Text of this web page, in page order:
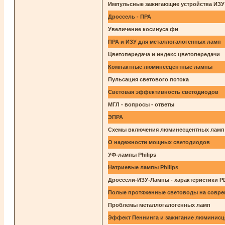
Импульсные зажигающие устройства ИЗУ
Дроссель - ПРА
Увеличение косинуса фи
ПРА и ИЗУ для металлогалогенных ламп
Цветопередача и индекс цветопередачи
Компактные люминесцентные лампы
Пульсация светового потока
Световая эффективность светодиодов
МГЛ - вопросы - ответы
ЭПРА
Схемы включения люминесцентных ламп
О надежности мощных светодиодов
УФ-лампы Philips
Натриевые лампы Philips
Дроссели-ИЗУ-Лампы - характеристики
Полые протяженные световоды на
Проблемы металлогалогенных ламп
Эффект Пеннинга и зажигание